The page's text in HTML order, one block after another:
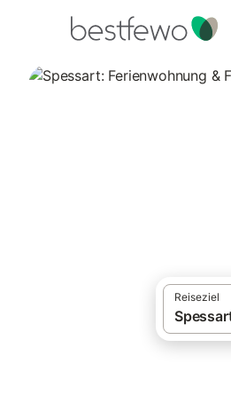
Reiseziel